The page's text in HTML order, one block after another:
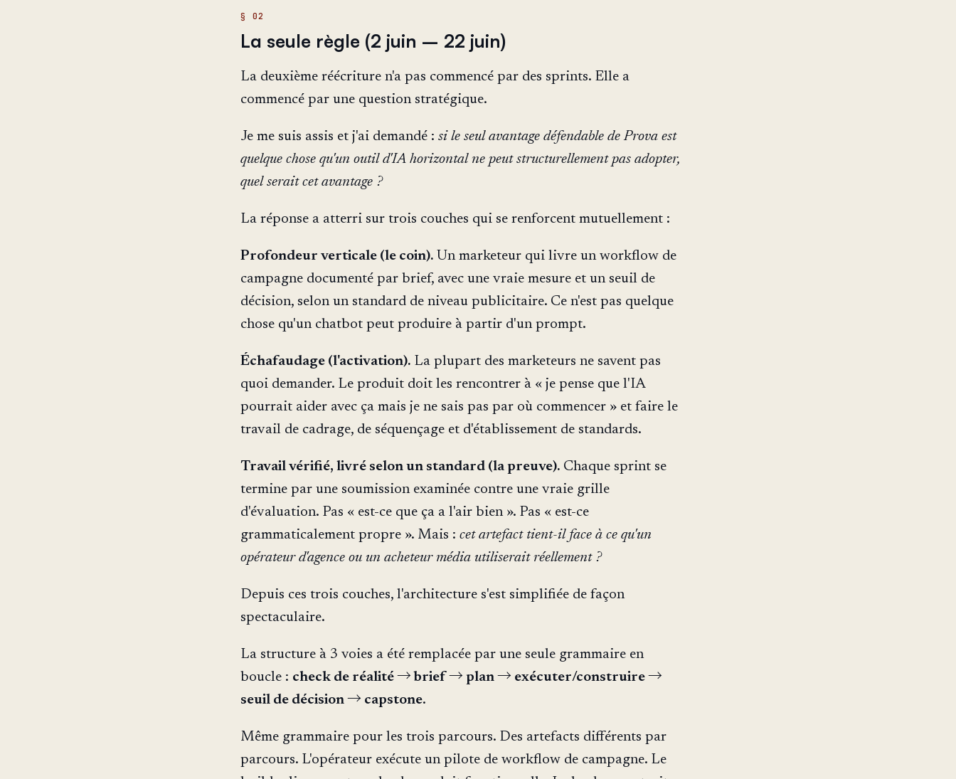
La seule règle (2 juin – 22 juin)
La deuxième réécriture n'a pas commencé par des sprints. Elle a
commencé par une question stratégique.
Je me suis assis et j'ai demandé : si le seul avantage défendable de Prova est
quelque chose qu'un outil d'IA horizontal ne peut structurellement pas adopter,
quel serait cet avantage ?
La réponse a atterri sur trois couches qui se renforcent mutuellement :
Profondeur verticale (le coin). Un marketeur qui livre un workflow de
campagne documenté par brief, avec une vraie mesure et un seuil de
décision, selon un standard de niveau publicitaire. Ce n'est pas quelque
chose qu'un chatbot peut produire à partir d'un prompt.
Échafaudage (l'activation). La plupart des marketeurs ne savent pas
quoi demander. Le produit doit les rencontrer à « je pense que l'IA
pourrait aider avec ça mais je ne sais pas par où commencer » et faire le
travail de cadrage, de séquençage et d'établissement de standards.
Travail vérifié, livré selon un standard (la preuve). Chaque sprint se
termine par une soumission examinée contre une vraie grille
d'évaluation. Pas « est-ce que ça a l'air bien ». Pas « est-ce
grammaticalement propre ». Mais : cet artefact tient-il face à ce qu'un
opérateur d'agence ou un acheteur média utiliserait réellement ?
Depuis ces trois couches, l'architecture s'est simplifiée de façon
spectaculaire.
La structure à 3 voies a été remplacée par une seule grammaire en
boucle : check de réalité → brief → plan → exécuter/construire →
seuil de décision → capstone.
Même grammaire pour les trois parcours. Des artefacts différents par
parcours. L'opérateur exécute un pilote de workflow de campagne. Le